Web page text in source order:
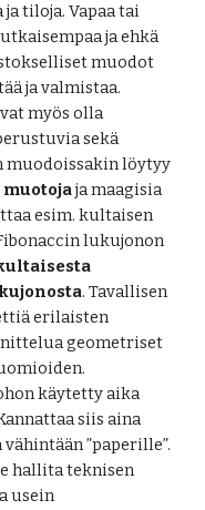
tiloja. Vapaa tai
ja ehkä
muodot
ja valmistaa.
myös olla
sekä
muodoissakin löytyy
ja maagisia
esim. kultaisen
lukujonon
. Tavallisen
erilaisten
geometriset
käytetty aika
siis aina
”paperille”.
hallita teknisen
usein